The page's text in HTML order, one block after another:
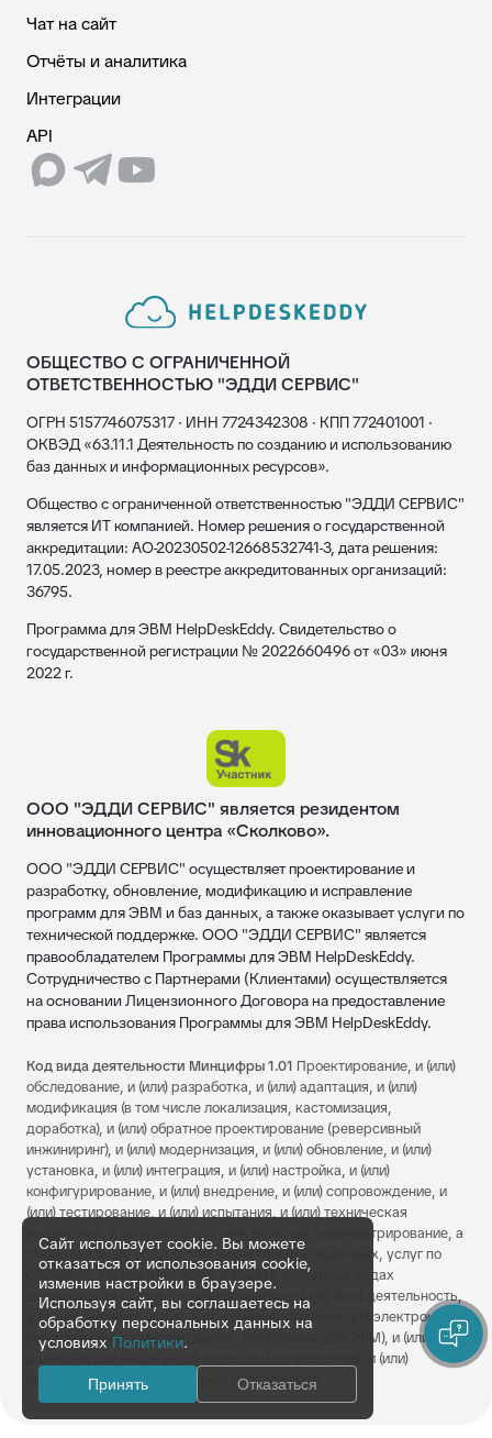
Чат на сайт
Отчёты и аналитика
Интеграции
API
ОБЩЕСТВО С ОГРАНИЧЕННОЙ
ОТВЕТСТВЕННОСТЬЮ "ЭДДИ СЕРВИС"
ОГРН 5157746075317 · ИНН 7724342308 · КПП 772401001 ·
ОКВЭД «63.11.1 Деятельность по созданию и использованию
баз данных и информационных ресурсов».
Общество с ограниченной ответственностью "ЭДДИ СЕРВИС"
является ИТ компанией. Номер решения о государственной
аккредитации: АО-20230502-12668532741-3, дата решения:
17.05.2023, номер в реестре аккредитованных организаций:
36795.
Программа для ЭВМ HelpDeskEddy. Свидетельство о
государственной регистрации № 2022660496 от «03» июня
2022 г.
ООО "ЭДДИ СЕРВИС" является резидентом
инновационного центра «Сколково».
ООО "ЭДДИ СЕРВИС" осуществляет проектирование и
разработку, обновление, модификацию и исправление
программ для ЭВМ и баз данных, а также оказывает услуги по
технической поддержке. ООО "ЭДДИ СЕРВИС" является
правообладателем Программы для ЭВМ HelpDeskEddy.
Сотрудничество с Партнерами (Клиентами) осуществляется
на основании Лицензионного Договора на предоставление
права использования Программы для ЭВМ HelpDeskEddy.
Код вида деятельности Минцифры 1.01 Проектирование, и (или)
обследование, и (или) разработка, и (или) адаптация, и (или)
модификация (в том числе локализация, кастомизация,
доработка), и (или) обратное проектирование (реверсивный
инжиниринг), и (или) модернизация, и (или) обновление, и (или)
установка, и (или) интеграция, и (или) настройка, и (или)
конфигурирование, и (или) внедрение, и (или) сопровождение, и
(или) тестирование, и (или) испытания, и (или) техническая
поддержка, и (или) эксплуатация, включая администрирование, а
также оказание услуг (в том числе консультационных, услуг по
обучению, экспертных услуг и иных) в указанных видах
деятельности (далее - проектирование и (или) иная деятельность,
а также оказание услуг), в отношении программ для электронных
вычислительных машин (далее - программы для ЭВМ), и (или) баз
данных (в том числе их обновлений и исправлений), и (или)
визуальных пользовательских интерфейсов.
Сайт использует cookie. Вы можете
отказаться от использования cookie,
изменив настройки в браузере.
Используя сайт, вы соглашаетесь на
обработку персональных данных на
условиях Политики.
Принять Отказаться